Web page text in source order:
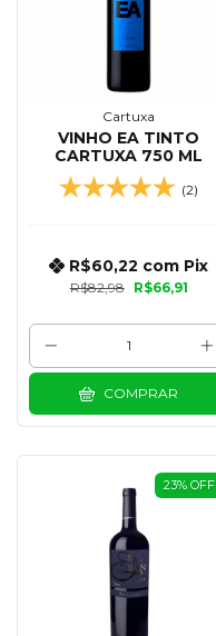
Cartuxa
VINHO EA TINTO
CARTUXA 750 ML
(2)
R$82,98 R$66,91
R$60,22 com Pix
COMPRAR
23% OFF